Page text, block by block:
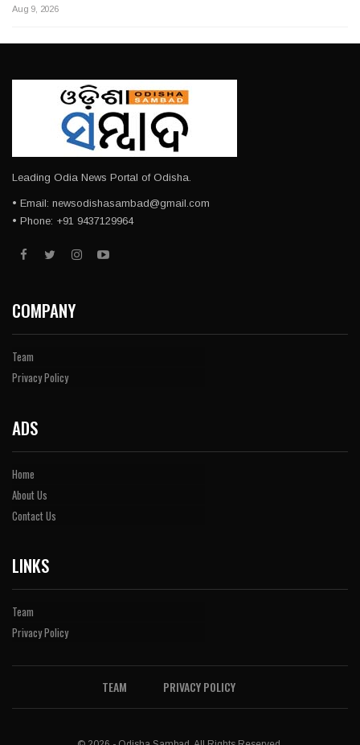
Aug 9, 2026
Leading Odia News Portal of Odisha.
• Email: newsodishasambad@gmail.com
• Phone: +91 9437129964
COMPANY
Team
Privacy Policy
ADS
Home
About Us
Contact Us
LINKS
Team
Privacy Policy
TEAM PRIVACY POLICY